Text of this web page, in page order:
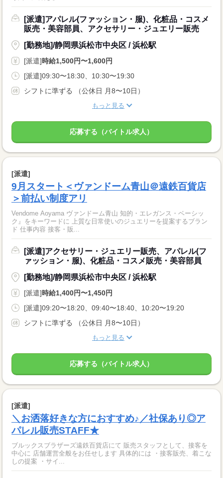
[派遣]アパレル(ファッション・服)、化粧品・コスメ
販売・美容部員、アクセサリー・ジュエリー販売
[勤務地]/静岡県浜松市中央区 / 浜松駅
[派遣]時給1,500円〜1,600円
[派遣]09:30〜18:30、10:30〜19:30
シフトに準ずる （公休日 月8〜10日）
もっと見る
応募する（バイトル求人）
[派遣]
9月スタート＜ヴァンドーム青山＠遠鉄百貨店
＞前払い制度アリ
Vendome Aoyama ヴァンドーム青山 知的・エレガンス・ベーシッ
ク』をキーワードに 上質な日常使いのジュエリーを提案するブラン
ド 仕事内容 接客・販...
[派遣]アクセサリー・ジュエリー販売、アパレル(フ
ァッション・服)、化粧品・コスメ販売・美容部員
[勤務地]/静岡県浜松市中央区 / 浜松駅
[派遣]時給1,400円〜1,450円
[派遣]09:20〜18:20、09:40〜18:40、10:20〜19:20
シフトに準ずる （公休日 月8〜10日）
もっと見る
応募する（バイトル求人）
[派遣]
＼お洒落好きな方におすすめ♪／社保あり◎ア
パレル販売STAFF★
ブルックスブラザーズ遠鉄百貨店にて 販売スタッフとして、接客を
中心に 店舗運営全般をお任せします 具体的には ・接客販売、着こな
しの提案 ・サイ...